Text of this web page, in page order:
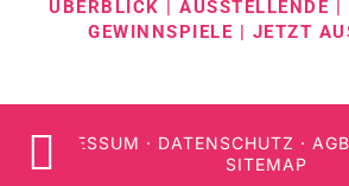
ÜBERBLICK |AUSSTELLENDE |
GEWINNSPIELE | JETZT
IMPRESSUM · DATENSCHUTZ · AGB
SITEMAP